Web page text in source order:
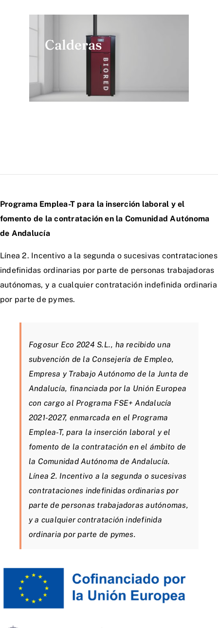
Calderas
Programa Emplea-T para la inserción laboral y el
fomento de la contratación en la Comunidad Autónoma
de Andalucía
Línea 2. Incentivo a la segunda o sucesivas contrataciones
indefinidas ordinarias por parte de personas trabajadoras
autónomas, y a cualquier contratación indefinida ordinaria
por parte de pymes.
Fogosur Eco 2024 S.L., ha recibido una
subvención de la Consejería de Empleo,
Empresa y Trabajo Autónomo de la Junta de
Andalucía, financiada por la Unión Europea
con cargo al Programa FSE+ Andalucía
2021-2027, enmarcada en el Programa
Emplea-T, para la inserción laboral y el
fomento de la contratación en el ámbito de
la Comunidad Autónoma de Andalucía.
Línea 2. Incentivo a la segunda o sucesivas
contrataciones indefinidas ordinarias por
parte de personas trabajadoras autónomas,
y a cualquier contratación indefinida
ordinaria por parte de pymes.